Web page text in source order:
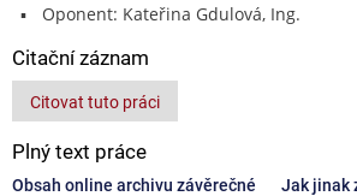
Oponent: Kateřina Gdulová, Ing.
Citační záznam
Citovat tuto práci
Plný text práce
Obsah online archivu závěrečné
Jak jinak